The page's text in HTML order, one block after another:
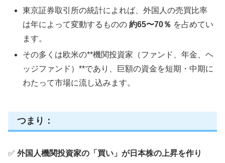
東京証券取引所の統計によれば、外国人の売買比率
は年によって変動するものの約65〜70％ を占めてい
ます。
その多くは欧米の**機関投資家（ファンド、年金、ヘ
ッジファンド）**であり、巨額の資金を短期・中期に
わたって市場に流し込みます。
つまり：
✅ 外国人機関投資家の「買い」が日本株の上昇を作り